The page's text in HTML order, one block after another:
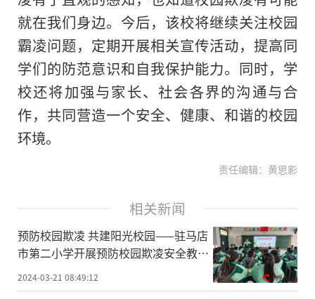
就在我们身边。今后，该校将继续关注校园
霸凌问题，定期开展相关宣传活动，提高同
学们的防范意识和自我保护能力。同时，学
校还将加强与家长、社会各界的沟通与合
作，共同营造一个安全、健康、和谐的校园
环境。
责任编辑：黄思影
相关新闻
预防校园欺凌 共建阳光校园——驻马店
市第二小学开展预防校园欺凌安全教育
2024-03-21 08:49:12